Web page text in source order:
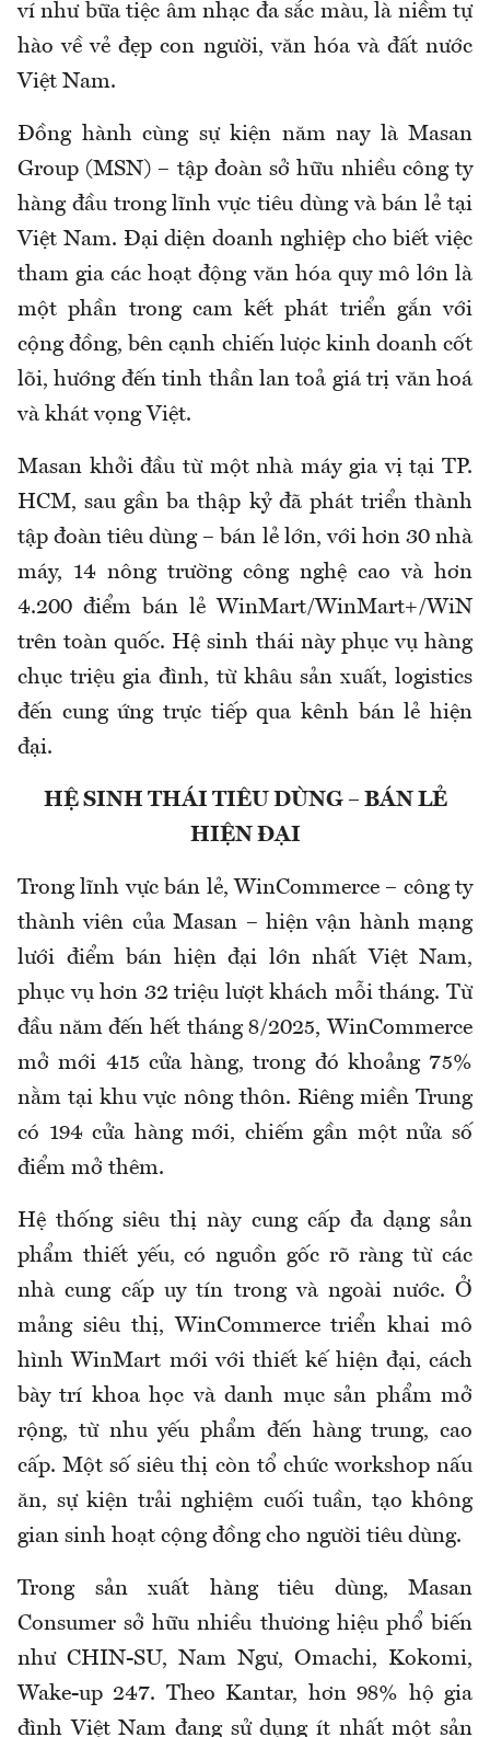
ví như bữa tiệc âm nhạc đa sắc màu, là niềm tự
hào về vẻ đẹp con người, văn hóa và đất nước
Việt Nam.
Đồng hành cùng sự kiện năm nay là Masan
Group (MSN) – tập đoàn sở hữu nhiều công ty
hàng đầu trong lĩnh vực tiêu dùng và bán lẻ tại
Việt Nam. Đại diện doanh nghiệp cho biết việc
tham gia các hoạt động văn hóa quy mô lớn là
một phần trong cam kết phát triển gắn với
cộng đồng, bên cạnh chiến lược kinh doanh cốt
lõi, hướng đến tinh thần lan toả giá trị văn hoá
và khát vọng Việt.
Masan khởi đầu từ một nhà máy gia vị tại TP.
HCM, sau gần ba thập kỷ đã phát triển thành
tập đoàn tiêu dùng – bán lẻ lớn, với hơn 30 nhà
máy, 14 nông trường công nghệ cao và hơn
4.200 điểm bán lẻ WinMart/WinMart+/WiN
trên toàn quốc. Hệ sinh thái này phục vụ hàng
chục triệu gia đình, từ khâu sản xuất, logistics
đến cung ứng trực tiếp qua kênh bán lẻ hiện
đại.
HỆ SINH THÁI TIÊU DÙNG – BÁN LẺ
HIỆN ĐẠI
Trong lĩnh vực bán lẻ, WinCommerce – công ty
thành viên của Masan – hiện vận hành mạng
lưới điểm bán hiện đại lớn nhất Việt Nam,
phục vụ hơn 32 triệu lượt khách mỗi tháng. Từ
đầu năm đến hết tháng 8/2025, WinCommerce
mở mới 415 cửa hàng, trong đó khoảng 75%
nằm tại khu vực nông thôn. Riêng miền Trung
có 194 cửa hàng mới, chiếm gần một nửa số
điểm mở thêm.
Hệ thống siêu thị này cung cấp đa dạng sản
phẩm thiết yếu, có nguồn gốc rõ ràng từ các
nhà cung cấp uy tín trong và ngoài nước. Ở
mảng siêu thị, WinCommerce triển khai mô
hình WinMart mới với thiết kế hiện đại, cách
bày trí khoa học và danh mục sản phẩm mở
rộng, từ nhu yếu phẩm đến hàng trung, cao
cấp. Một số siêu thị còn tổ chức workshop nấu
ăn, sự kiện trải nghiệm cuối tuần, tạo không
gian sinh hoạt cộng đồng cho người tiêu dùng.
Trong sản xuất hàng tiêu dùng, Masan
Consumer sở hữu nhiều thương hiệu phổ biến
như CHIN-SU, Nam Ngư, Omachi, Kokomi,
Wake-up 247. Theo Kantar, hơn 98% hộ gia
đình Việt Nam đang sử dụng ít nhất một sản